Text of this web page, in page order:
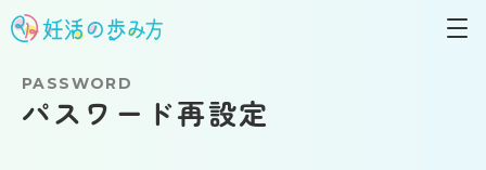
PASSWORD
パスワード再設定